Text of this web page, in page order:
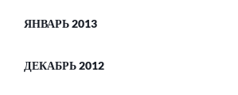
ЯНВАРЬ 2013
ДЕКАБРЬ 2012